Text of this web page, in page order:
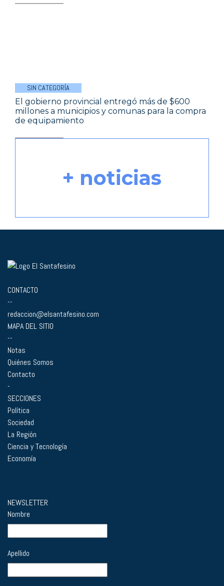
SIN CATEGORÍA
El gobierno provincial entregó más de $600
millones a municipios y comunas para la compra
de equipamiento
+ noticias
CONTACTO
--
redaccion@elsantafesino.com
MAPA DEL SITIO
--
Notas
Quiénes Somos
Contacto
-
SECCIONES
Política
Sociedad
La Región
Ciencia y Tecnología
Economía
NEWSLETTER
Nombre
Apellido